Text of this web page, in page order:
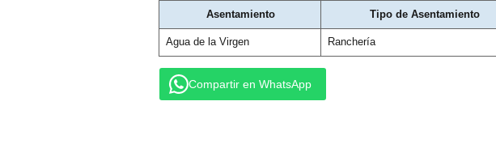
Asentamiento Tipo de Asentamiento
Agua de la Virgen Ranchería
Compartir en WhatsApp